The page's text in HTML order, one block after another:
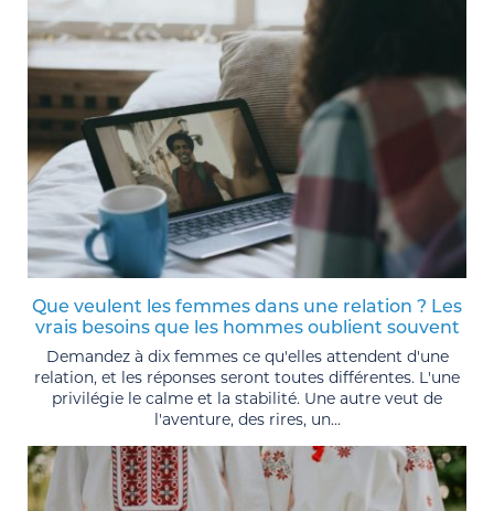
Que veulent les femmes dans une relation ? Les
vrais besoins que les hommes oublient souvent
Demandez à dix femmes ce qu'elles attendent d'une
relation, et les réponses seront toutes différentes. L'une
privilégie le calme et la stabilité. Une autre veut de
l'aventure, des rires, un...